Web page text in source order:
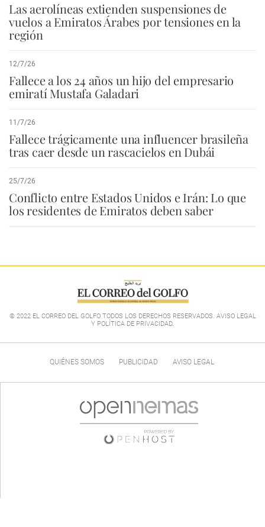
Las aerolíneas extienden suspensiones de
vuelos a Emiratos Árabes por tensiones en la
región
12/7/26
Fallece a los 24 años un hijo del empresario
emiratí Mustafa Galadari
11/7/26
Fallece trágicamente una influencer brasileña
tras caer desde un rascacielos en Dubái
25/7/26
Conflicto entre Estados Unidos e Irán: Lo que
los residentes de Emiratos deben saber
© 2022 EL CORREO DEL GOLFO TODOS LOS DERECHOS RESERVADOS. AVISO LEGAL
Y POLÍTICA DE PRIVACIDAD.
QUIÉNES SOMOS PUBLICIDAD AVISO LEGAL